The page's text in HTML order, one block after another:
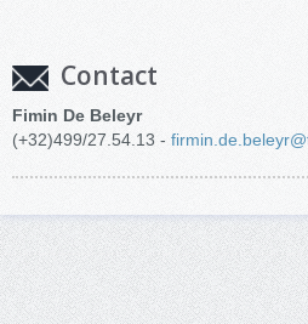
Contact
Fimin De Beleyr
(+32)499/27.54.13 -